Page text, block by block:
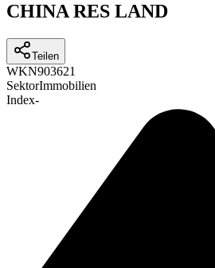
CHINA RES LAND
Teilen
WKN903621
SektorImmobilien
Index-